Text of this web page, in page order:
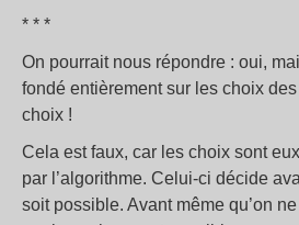
* * *
On pourrait nous répondre : oui,
fondé entièrement sur les choix
choix !
Cela est faux, car les choix sont
par l’algorithme. Celui-ci décide
soit possible. Avant même qu’on